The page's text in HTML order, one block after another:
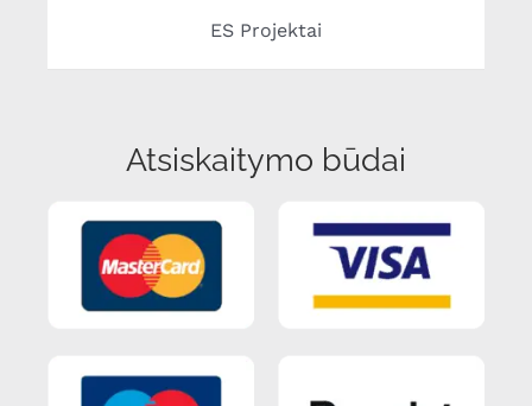
ES Projektai
Atsiskaitymo būdai